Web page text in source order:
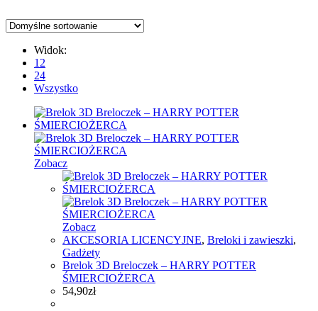
Widok:
12
24
Wszystko
Zobacz
Zobacz
AKCESORIA LICENCYJNE, Breloki i zawieszki,
Gadżety
Brelok 3D Breloczek – HARRY POTTER
ŚMIERCIOŻERCA
54,90zł